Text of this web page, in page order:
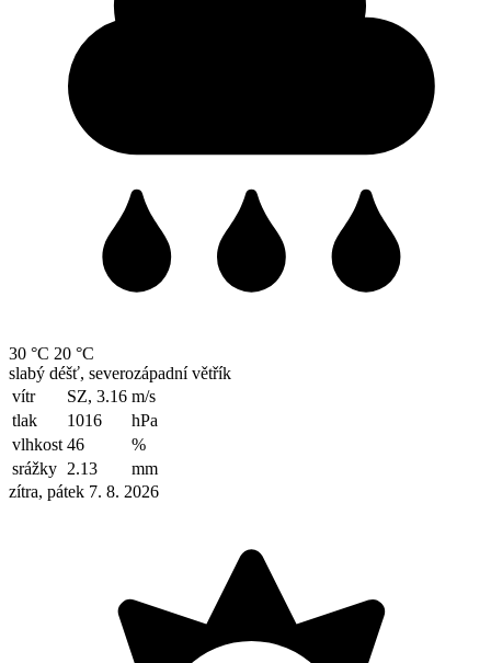
30 °C 20 °C
slabý déšť, severozápadní větřík
vítr
SZ, 3.16 m/s
tlak
1016
hPa
vlhkost 46
%
srážky 2.13
mm
zítra, pátek 7. 8. 2026